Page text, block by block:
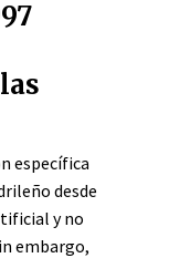
específica
desde
y no
embargo,